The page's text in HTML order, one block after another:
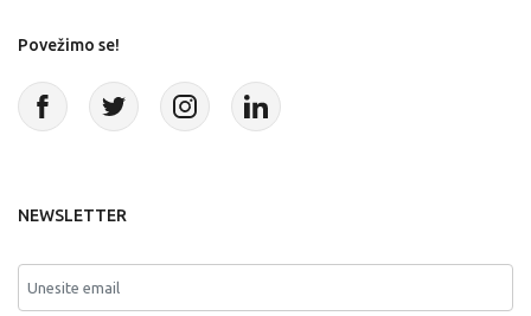
Povežimo se!
NEWSLETTER